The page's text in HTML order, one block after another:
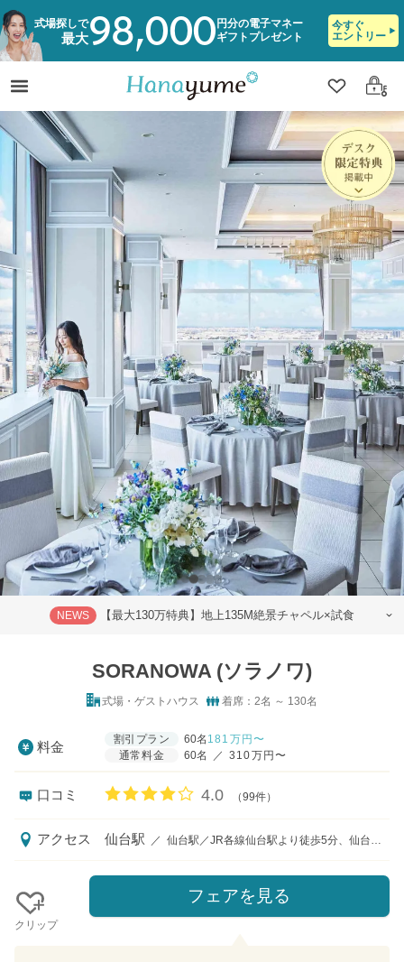
式場探しで
最大98,000 円分の電子マネー
ギフトプレゼント
今すぐ
エントリー
クリップ
ログ
NEWS 【最大130万特典】地上135M絶景チャペル×試食
SORANOWA (ソラノワ)
式場・ゲストハウス 着席：2名 ～ 130名
料金
割引プラン 60名 181 万円〜
通常料金
60名 ／ 310万円〜
口コミ 口コミ評価
4.0 （99件）
アクセス 仙台駅 ／ 仙台駅／JR各線仙台駅より徒歩5分、仙台市地下鉄仙台駅南2出口より徒歩4分
クリップ
フェアを見る